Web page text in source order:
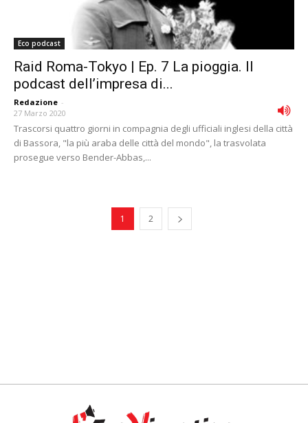
Eco podcast
Raid Roma-Tokyo | Ep. 7 La pioggia. Il
podcast dell’impresa di...
Redazione -
27 Marzo 2020
Trascorsi quattro giorni in compagnia degli ufficiali inglesi della città
di Bassora, "la più araba delle città del mondo", la trasvolata
prosegue verso Bender-Abbas,...
1 2